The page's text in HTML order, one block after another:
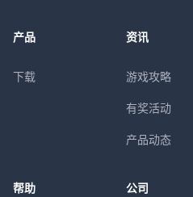
产品
下载
资讯
游戏攻略
有奖活动
产品动态
帮助 公司